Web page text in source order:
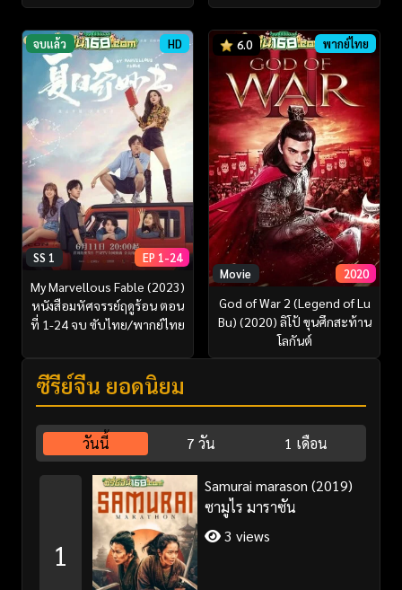
จบแล้ว HD
SS 1 EP 1-24
My Marvellous Fable (2023)
หนังสือมหัศจรรย์ฤดูร้อน ตอน
ที่ 1-24 จบ ซับไทย/พากย์ไทย
6.0 พากย์ไทย
Movie 2020
God of War 2 (Legend of Lu
Bu) (2020) ลิโป้ ขุนศึกสะท้าน
โลกันต์
ซีรี่ย์จีน ยอดนิยม
วันนี้ 7 วัน 1 เดือน
1
Samurai marason (2019)
ซามูไร มาราซัน
3 views